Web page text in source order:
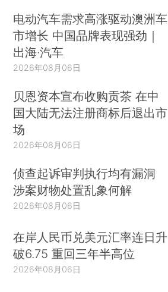
电动汽车需求高涨驱动澳洲车
市增长 中国品牌表现强劲｜
出海·汽车
2026年08月06日
贝恩资本宣布收购贡茶 在中
国大陆无法注册商标后退出市
场
2026年08月06日
侦查起诉审判执行均有漏洞
涉案财物处置乱象何解
2026年08月06日
在岸人民币兑美元汇率连日升
破6.75 重回三年半高位
2026年08月06日